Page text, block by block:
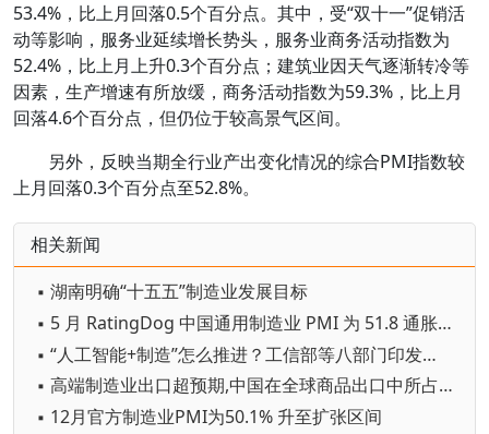
53.4%，比上月回落0.5个百分点。其中，受“双十一”促销活
动等影响，服务业延续增长势头，服务业商务活动指数为
52.4%，比上月上升0.3个百分点；建筑业因天气逐渐转冷等
因素，生产增速有所放缓，商务活动指数为59.3%，比上月
回落4.6个百分点，但仍位于较高景气区间。
另外，反映当期全行业产出变化情况的综合PMI指数较
上月回落0.3个百分点至52.8%。
相关新闻
▪ 湖南明确“十五五”制造业发展目标
▪ 5 月 RatingDog 中国通用制造业 PMI 为 51.8 通胀压力半年来首次缓解
▪ “人工智能+制造”怎么推进？工信部等八部门印发专项行动实施意见
▪ 高端制造业出口超预期,中国在全球商品出口中所占份额有望持续增加
▪ 12月官方制造业PMI为50.1% 升至扩张区间